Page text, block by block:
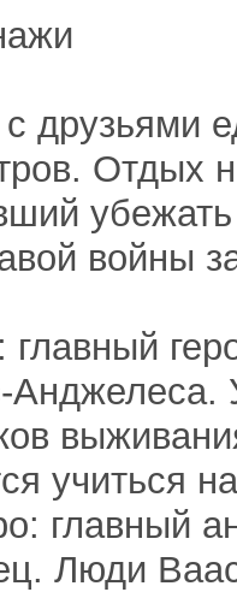
друзьями
Отдых
войны
учиться
главный
Люди